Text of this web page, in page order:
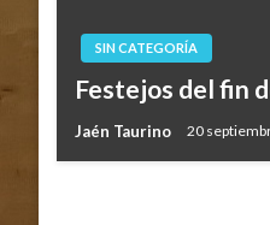
SIN CATEGORÍA
Festejos del fin
Jaén Taurino 20